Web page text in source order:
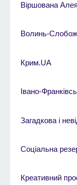
Віршована Алея
Волинь-
Крим.UA
Івано-
Загадкова і
Соціальна
Креативний